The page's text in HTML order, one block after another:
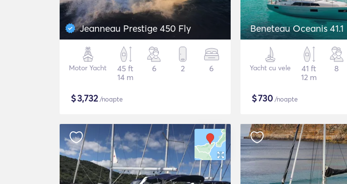
Jeanneau Prestige 450 Fly
Motor Yacht
45 ft
14 m
6 2 6
$3,732/noapte
Beneteau Oceanis 41.1
Yacht cu vele
41 ft
12 m
8
$730 /noapte